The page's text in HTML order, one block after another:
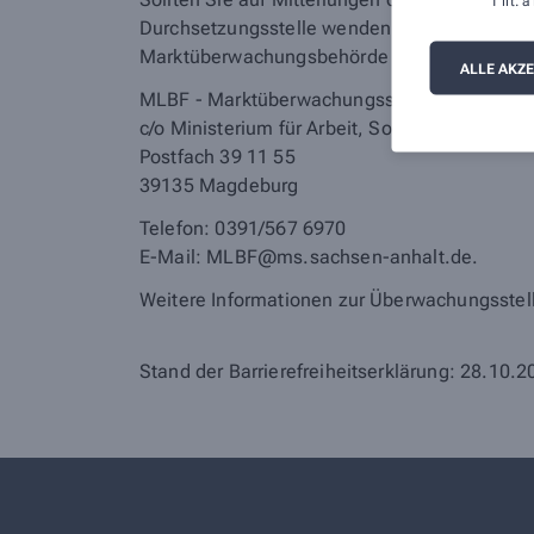
ALLE
Durchsetzungsstelle wenden. Die
Marktüberwachungsbehörde wenden:
MLBF - Marktüberwachungsstelle der
c/o Ministerium für Arbeit, Soziales,
Postfach 39 11 55
39135 Magdeburg
Telefon: 0391/567 6970
E-​Mail: MLBF@ms.sachsen-​anhalt.de.
Weitere Informationen zur
Stand der Barrierefreiheitserklärung: